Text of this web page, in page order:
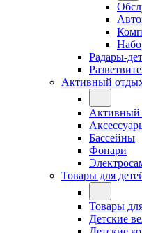
Радары-
Активный
Активный
Бассейны
Фонари
Товары для
Товары
Детские